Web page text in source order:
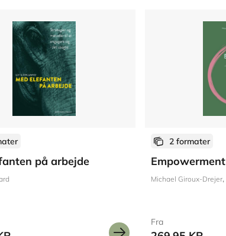
på arbejde
2 formater
Empowerment
Michael Giroux-Drejer
Fra